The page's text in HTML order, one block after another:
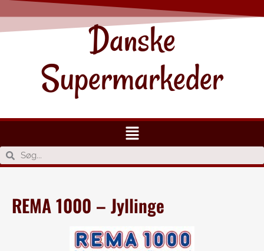
Danske
Supermarkeder
REMA 1000 – Jyllinge